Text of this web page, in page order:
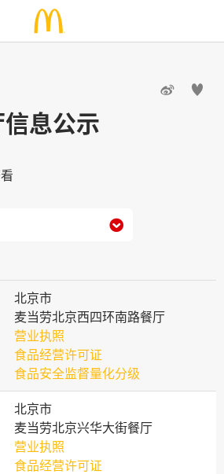
 
息公示

北京市
麦当劳北京西四环南路餐厅
营业执照
食品经营许可证
食品安全监督量化分级
北京市
麦当劳北京兴华大街餐厅
营业执照
食品经营许可证